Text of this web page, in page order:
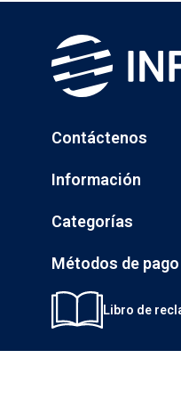
Contáctenos
Información
Categorías
Métodos de pago
Libro de